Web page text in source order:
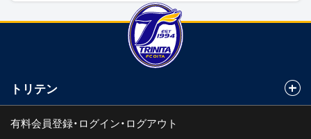
トリテン
有料会員登録・ログイン・ログアウト